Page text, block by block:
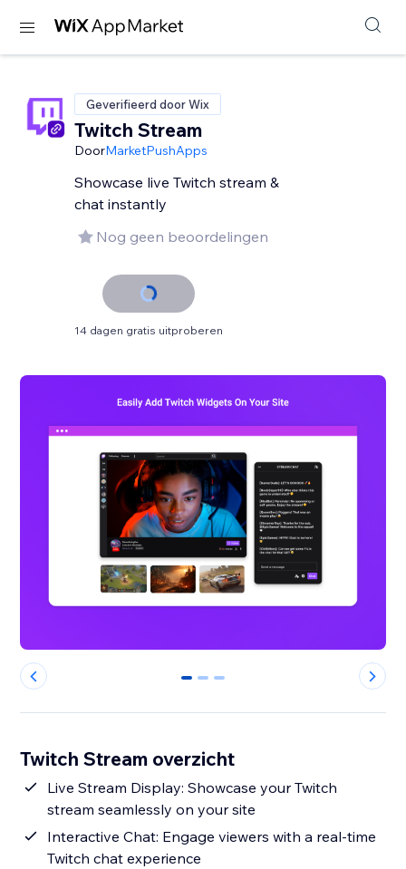
Geverifieerd door Wix
Twitch Stream
DoorMarketPushApps
Showcase live Twitch stream &
chat instantly
Nog geen beoordelingen
14 dagen gratis uitproberen
0 1 2
Twitch Stream overzicht
Live Stream Display: Showcase your Twitch
stream seamlessly on your site
Interactive Chat: Engage viewers with a real-time
Twitch chat experience